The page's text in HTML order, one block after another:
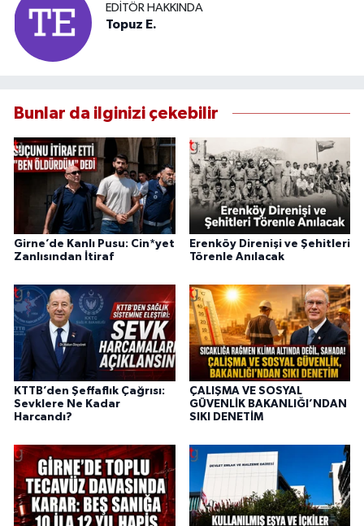
EDITÖR HAKKINDA
Topuz E.
Bunlar da ilginizi çekebilir
Girne’de Kanlı Pusu: Cin*yet
Zanlısından İtiraf
Erenköy Direnişi ve Şehitleri
Törenle Anılacak
KTTB’den Şeffaflık Çağrısı:
Sevklere Ne Kadar
Harcandı?
ÇALIŞMA VE SOSYAL
GÜVENLİK BAKANLIĞI’NDAN
SIKI DENETİM